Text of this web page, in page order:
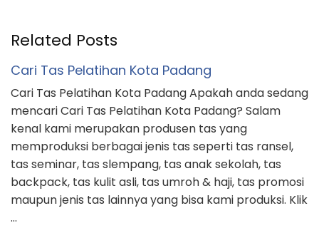
Related Posts
Cari Tas Pelatihan Kota Padang
Cari Tas Pelatihan Kota Padang Apakah anda sedang
mencari Cari Tas Pelatihan Kota Padang? Salam
kenal kami merupakan produsen tas yang
memproduksi berbagai jenis tas seperti tas ransel,
tas seminar, tas slempang, tas anak sekolah, tas
backpack, tas kulit asli, tas umroh & haji, tas promosi
maupun jenis tas lainnya yang bisa kami produksi. Klik
…